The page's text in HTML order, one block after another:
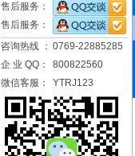
售后服务：
售后服务：
咨询热线 ： 0769-22885285
企 业 QQ：
800822560
微信客服：
YTRJ123